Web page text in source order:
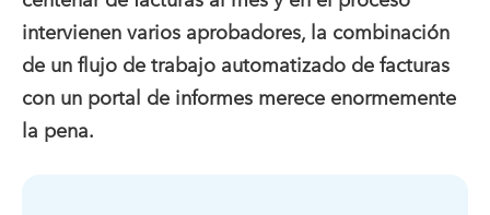
intervienen varios aprobadores, la combinación
de un flujo de trabajo automatizado de facturas
con un portal de informes merece enormemente
la pena.